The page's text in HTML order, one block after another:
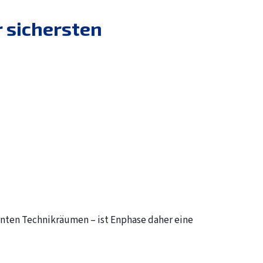
sichersten
Technikräumen – ist Enphase daher eine